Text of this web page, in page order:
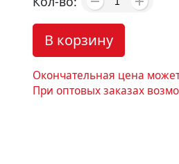
В корзину
Окончательная цена
При оптовых заказах